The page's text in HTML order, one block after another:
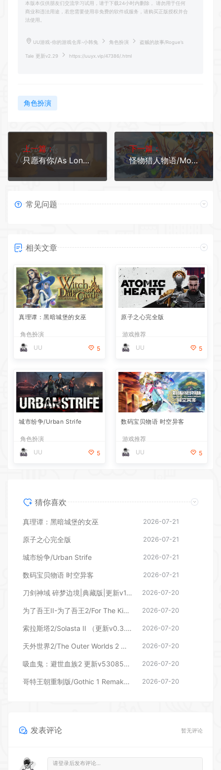
本版本仅供朋友们交流学习试用，请于下载24小时内删除， 请勿用于任何
商业和违法用途，若您需要使用非免费的软件或服务，请购买正版授权并合
法使用。
UU游戏-你的游戏仓库-小韩兔 角色扮演 盗贼的故事/Rogue’s
Tale 更新v2.29 https://uuyx.vip/47386/.html
角色扮演
上一篇：
只愿有你/As Long As You’re Here
下一篇：
怪物猎人物语/Monster Hunter Stories 更新v1.1.1
常见问题
相关文章
真理谭：黑暗城堡的女巫
角色扮演
UU
5
原子之心完全版
游戏推荐
UU
5
城市纷争/Urban Strife
角色扮演
UU
5
数码宝贝物语 时空异客
游戏推荐
UU
5
猜你喜欢
真理谭：黑暗城堡的女巫 2026-07-21
原子之心完全版 2026-07-21
城市纷争/Urban Strife 2026-07-21
数码宝贝物语 时空异客 2026-07-21
刀剑神域 碎梦边境|典藏版|更新v1.7.0.0—更新DLC 2026-07-20
为了吾王II-为了吾王2/For The King II（更新v1.13.4 单机/同屏多人） 2026-07-20
索拉斯塔2/Solasta II （更新v0.3.8.100677） 2026-07-20
天外世界2/The Outer Worlds 2 （更新v1.2.0.0） 2026-07-20
吸血鬼：避世血族2 更新v53085—更新花与火 DLC 2026-07-20
哥特王朝重制版/Gothic 1 Remake （更新v169686） 2026-07-20
发表评论 暂无评论